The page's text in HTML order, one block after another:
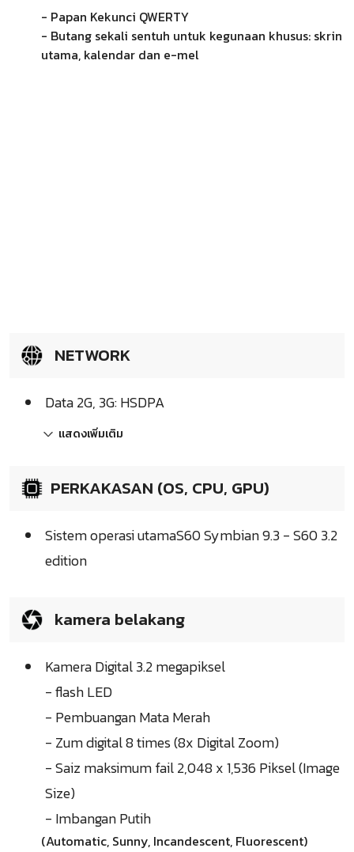
- Papan Kekunci QWERTY
- Butang sekali sentuh untuk kegunaan khusus: skrin
utama, kalendar dan e-mel
NETWORK
Data 2G, 3G: HSDPA
แสดงเพิ่มเติม
PERKAKASAN (OS, CPU, GPU)
Sistem operasi utamaS60 Symbian 9.3 - S60 3.2
edition
kamera belakang
Kamera Digital 3.2 megapiksel
- flash LED
- Pembuangan Mata Merah
- Zum digital 8 times (8x Digital Zoom)
- Saiz maksimum fail 2,048 x 1,536 Piksel (Image
Size)
- Imbangan Putih
(Automatic, Sunny, Incandescent, Fluorescent)